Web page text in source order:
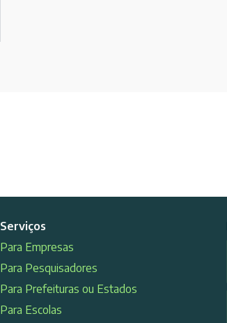
Serviços
Para Empresas
Para Pesquisadores
Para Prefeituras ou Estados
Para Escolas